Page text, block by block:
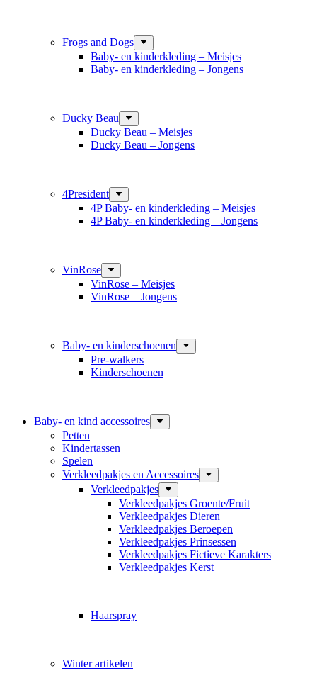
Frogs and Dogs
Baby- en kinderkleding – Meisjes
Baby- en kinderkleding – Jongens
Ducky Beau
Ducky Beau – Meisjes
Ducky Beau – Jongens
4President
4P Baby- en kinderkleding – Meisjes
4P Baby- en kinderkleding – Jongens
VinRose
VinRose – Meisjes
VinRose – Jongens
Baby- en kinderschoenen
Pre-walkers
Kinderschoenen
Baby- en kind accessoires
Petten
Kindertassen
Spelen
Verkleedpakjes en Accessoires
Verkleedpakjes
Verkleedpakjes Groente/Fruit
Verkleedpakjes Dieren
Verkleedpakjes Beroepen
Verkleedpakjes Prinsessen
Verkleedpakjes Fictieve Karakters
Verkleedpakjes Kerst
Haarspray
Winter artikelen